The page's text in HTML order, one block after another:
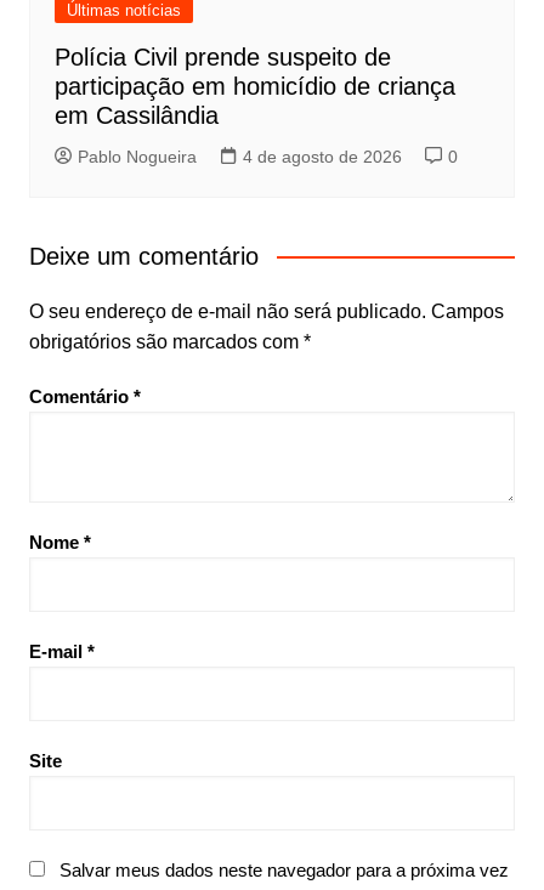
Últimas notícias
Polícia Civil prende suspeito de
participação em homicídio de criança
em Cassilândia
Pablo Nogueira 4 de agosto de 2026 0
Deixe um comentário
O seu endereço de e-mail não será publicado. Campos
obrigatórios são marcados com *
Comentário *
Nome *
E-mail *
Site
Salvar meus dados neste navegador para a próxima vez